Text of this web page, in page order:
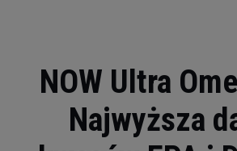
NOW Ultra
Najwyższa